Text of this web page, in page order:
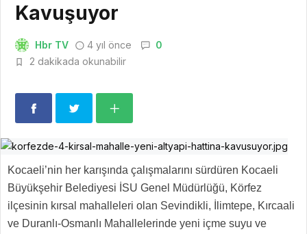
Kavuşuyor
Hbr TV 4 yıl önce
0
2 dakikada okunabilir
Kocaeli’nin her karışında çalışmalarını sürdüren Kocaeli
Büyükşehir Belediyesi İSU Genel Müdürlüğü, Körfez
ilçesinin kırsal mahalleleri olan Sevindikli, İlimtepe, Kırcaali
ve Duranlı-Osmanlı Mahallelerinde yeni içme suyu ve